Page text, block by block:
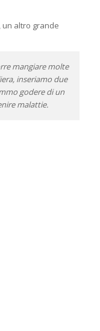
un altro grande
mangiare molte
inseriamo due
godere di un
malattie.